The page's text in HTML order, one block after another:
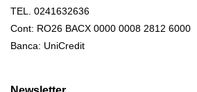
TEL. 0241632636
Cont: RO26 BACX 0000 0008 2812 6000
Banca: UniCredit